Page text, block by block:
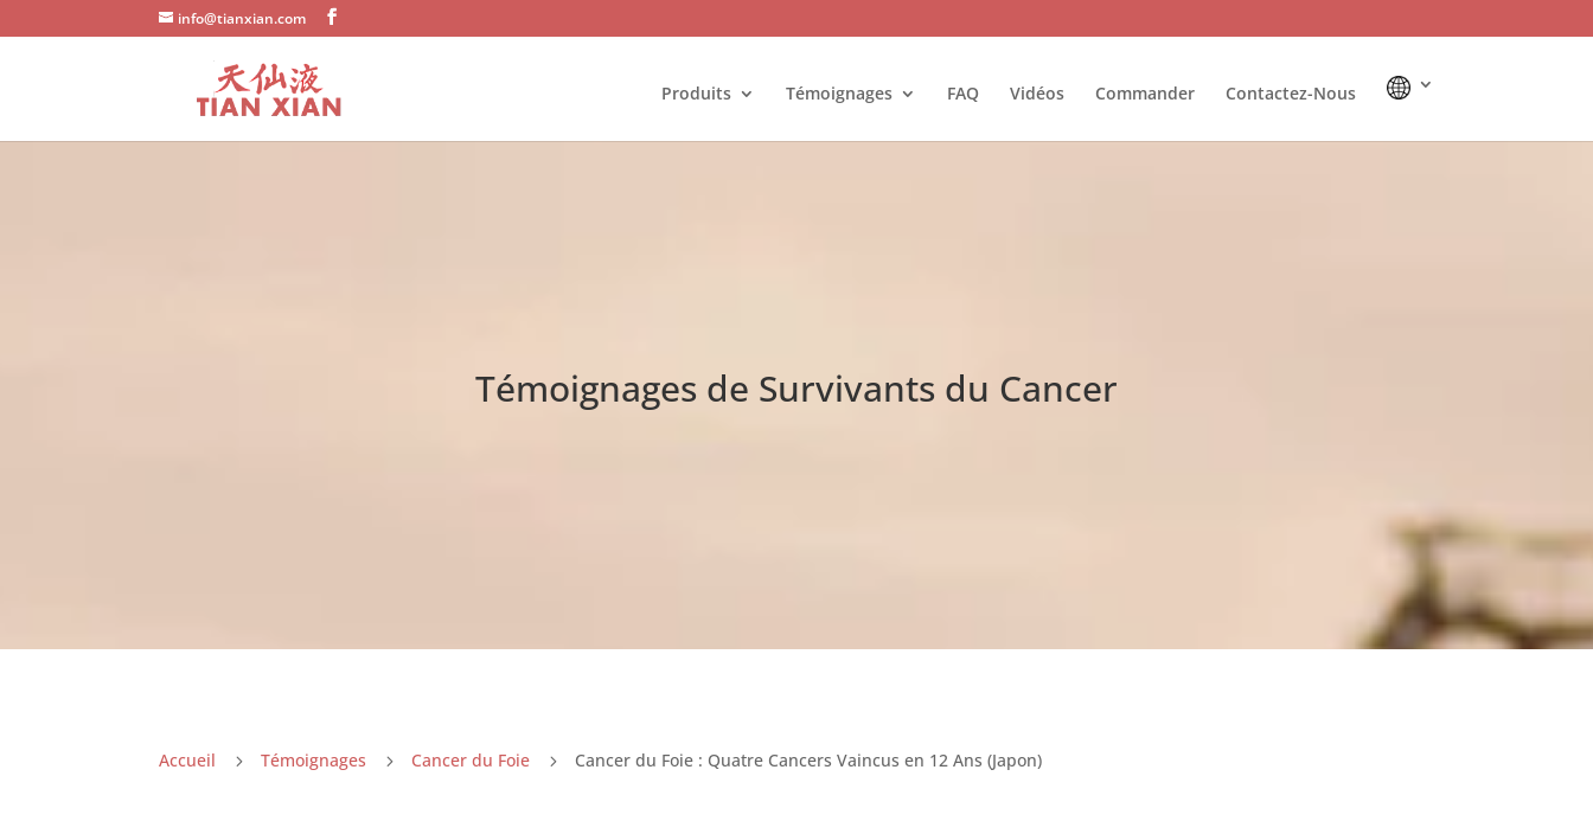
info@tianxian.com
Produits Témoignages FAQ Vidéos Commander Contactez-Nous
Témoignages de Survivants du Cancer
Accueil 5 Témoignages 5 Cancer du Foie 5 Cancer du Foie : Quatre Cancers Vaincus en 12 Ans (Japon)